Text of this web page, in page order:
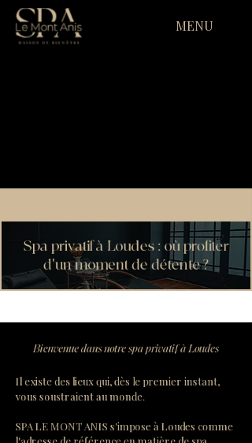
MENU
Spa privatif à Loudes : où profiter
d'un moment de détente ?
Bienvenue dans notre spa privatif à Loudes
Il existe des lieux qui, dès le premier instant,
vous soustraient au monde.
SPA LE MONT ANIS s'impose à Loudes comme